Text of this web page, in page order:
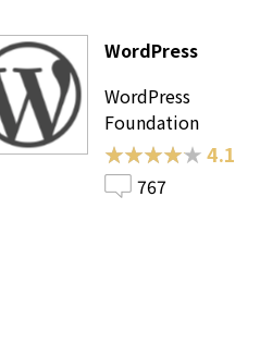
WordPress
WordPress
Foundation
★★★★★
★★★★★ 4.1
767